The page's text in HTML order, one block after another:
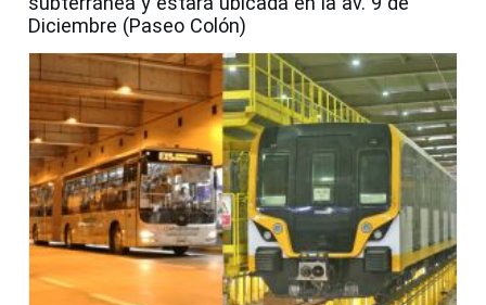
Diciembre (Paseo Colón)